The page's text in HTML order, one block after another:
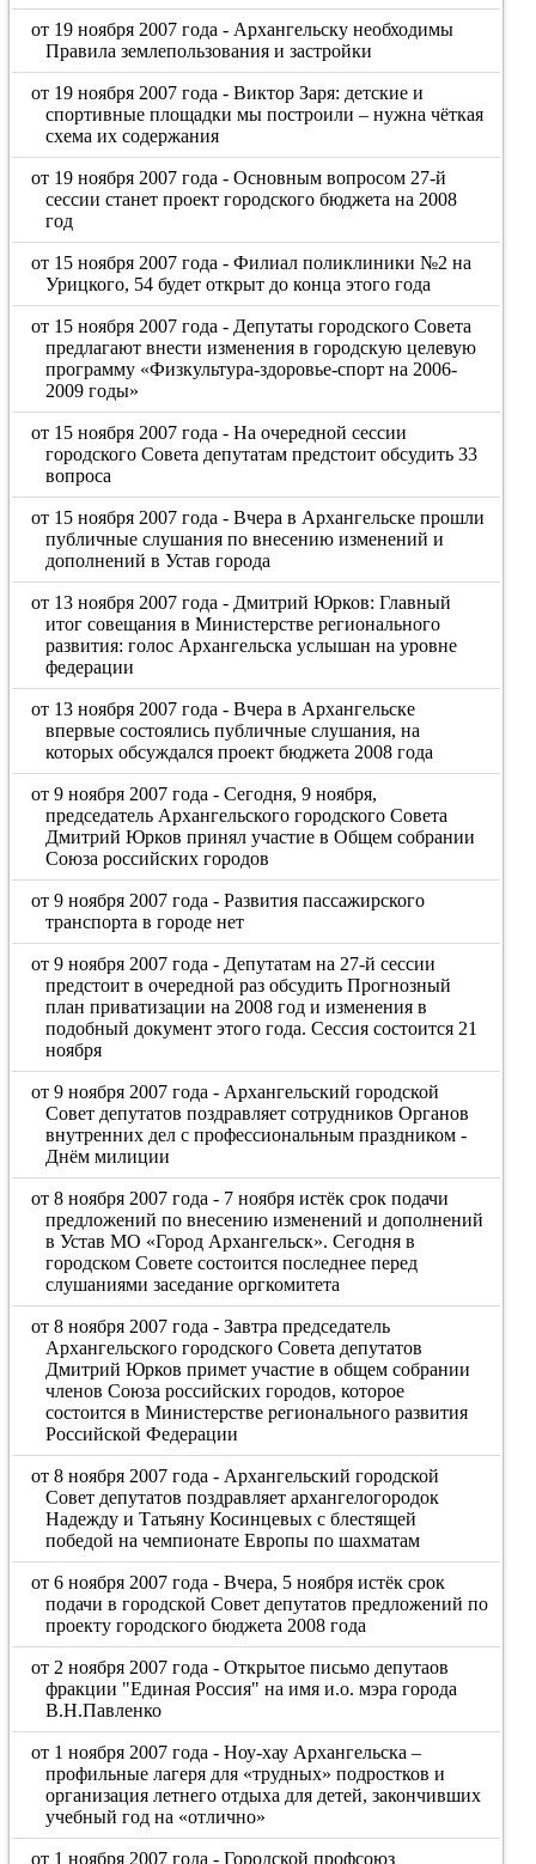
от 19 ноября 2007 года - Архангельску необходимы
Правила землепользования и застройки
от 19 ноября 2007 года - Виктор Заря: детские и
спортивные площадки мы построили – нужна чёткая
схема их содержания
от 19 ноября 2007 года - Основным вопросом 27-й
сессии станет проект городского бюджета на 2008
год
от 15 ноября 2007 года - Филиал поликлиники №2 на
Урицкого, 54 будет открыт до конца этого года
от 15 ноября 2007 года - Депутаты городского Совета
предлагают внести изменения в городскую целевую
программу «Физкультура-здоровье-спорт на 2006-
2009 годы»
от 15 ноября 2007 года - На очередной сессии
городского Совета депутатам предстоит обсудить 33
вопроса
от 15 ноября 2007 года - Вчера в Архангельске прошли
публичные слушания по внесению изменений и
дополнений в Устав города
от 13 ноября 2007 года - Дмитрий Юрков: Главный
итог совещания в Министерстве регионального
развития: голос Архангельска услышан на уровне
федерации
от 13 ноября 2007 года - Вчера в Архангельске
впервые состоялись публичные слушания, на
которых обсуждался проект бюджета 2008 года
от 9 ноября 2007 года - Сегодня, 9 ноября,
председатель Архангельского городского Совета
Дмитрий Юрков принял участие в Общем собрании
Союза российских городов
от 9 ноября 2007 года - Развития пассажирского
транспорта в городе нет
от 9 ноября 2007 года - Депутатам на 27-й сессии
предстоит в очередной раз обсудить Прогнозный
план приватизации на 2008 год и изменения в
подобный документ этого года. Сессия состоится 21
ноября
от 9 ноября 2007 года - Архангельский городской
Совет депутатов поздравляет сотрудников Органов
внутренних дел с профессиональным праздником -
Днём милиции
от 8 ноября 2007 года - 7 ноября истёк срок подачи
предложений по внесению изменений и дополнений
в Устав МО «Город Архангельск». Сегодня в
городском Совете состоится последнее перед
слушаниями заседание оргкомитета
от 8 ноября 2007 года - Завтра председатель
Архангельского городского Совета депутатов
Дмитрий Юрков примет участие в общем собрании
членов Союза российских городов, которое
состоится в Министерстве регионального развития
Российской Федерации
от 8 ноября 2007 года - Архангельский городской
Совет депутатов поздравляет архангелогородок
Надежду и Татьяну Косинцевых с блестящей
победой на чемпионате Европы по шахматам
от 6 ноября 2007 года - Вчера, 5 ноября истёк срок
подачи в городской Совет депутатов предложений по
проекту городского бюджета 2008 года
от 2 ноября 2007 года - Открытое письмо депутаов
фракции "Единая Россия" на имя и.о. мэра города
В.Н.Павленко
от 1 ноября 2007 года - Ноу-хау Архангельска –
профильные лагеря для «трудных» подростков и
организация летнего отдыха для детей, закончивших
учебный год на «отлично»
от 1 ноября 2007 года - Городской профсоюз